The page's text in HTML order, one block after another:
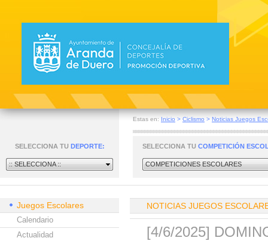
Estas en: Inicio > Ciclismo > Noticias Juegos
SELECCIONA TU DEPORTE:
:: SELECCIONA ::
SELECCIONA TU COMPETICIÓN
COMPETICIONES ESCOLARES
Juegos Escolares
Calendario
Actualidad
NOTICIAS JUEGOS
[4/6/2025]